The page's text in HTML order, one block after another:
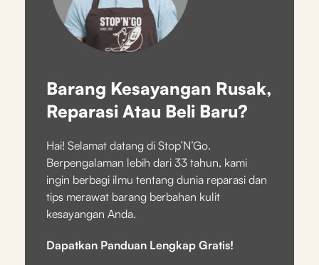
Barang Kesayangan Rusak,
Reparasi Atau Beli Baru?
Hai! Selamat datang di Stop’N’Go.
Berpengalaman lebih dari 33 tahun, kami
ingin berbagi ilmu tentang dunia reparasi dan
tips merawat barang berbahan kulit
kesayangan Anda.
Dapatkan Panduan Lengkap Gratis!